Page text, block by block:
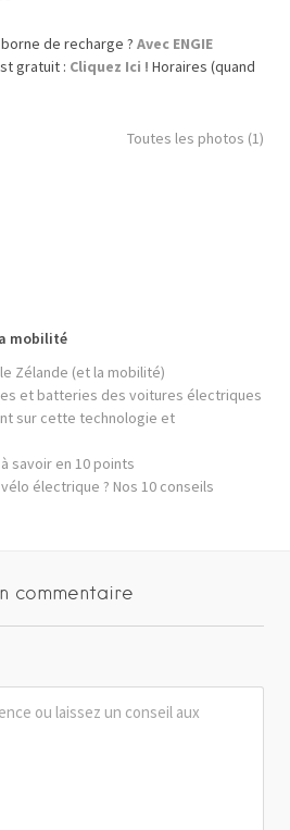
de recharge ? Avec ENGIE
gratuit : Cliquez Ici ! Horaires (quand
Toutes les photos (1)
mobilité
Zélande (et la mobilité)
et batteries des voitures électriques
sur cette technologie et
savoir en 10 points
électrique ? Nos 10 conseils
commentaire